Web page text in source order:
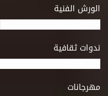
الورش الفنية
ندوات ثقافية
مهرجانات